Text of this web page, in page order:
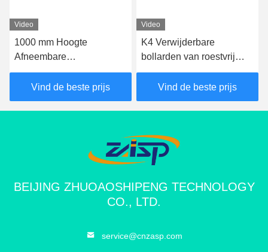
Video
1000 mm Hoogte
Afneembare
veiligheidsbollarden
Afneembare
verkeersbollarden 350
mm Diepte
Vind de beste prijs
Video
K4 Verwijderbare
bollarden van roestvrij
staal met een IWA14-1-
certificering
Vind de beste prijs
BEIJING ZHUOAOSHIPENG TECHNOLOGY
CO., LTD.
service@cnzasp.com